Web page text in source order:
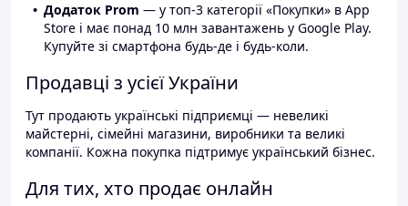
Додаток Prom — у топ-3 категорії «Покупки» в App
Store і має понад 10 млн завантажень у Google Play.
Купуйте зі смартфона будь-де і будь-коли.
Продавці з усієї України
Тут продають українські підприємці — невеликі
майстерні, сімейні магазини, виробники та великі
компанії. Кожна покупка підтримує український бізнес.
Для тих, хто продає онлайн